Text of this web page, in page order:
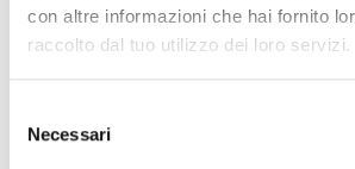
con altre informazioni che hai fornito
raccolto dal tuo utilizzo dei loro servizi.
delNecessari
Condizioni di utilizzo
Il materiale fotografico presente
essere utilizzato gratuitamente per
invece permesso l’utilizzo per scopi